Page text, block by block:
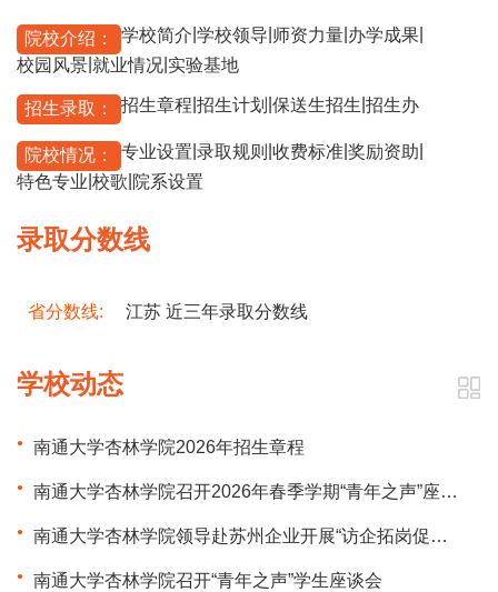
院校介绍： 学校简介 学校领导 师资力量 办学成果
校园风景 就业情况 实验基地
招生录取： 招生章程 招生计划 保送生招生 招生办
院校情况： 专业设置 录取规则 收费标准 奖励资助
特色专业 校歌 院系设置
录取分数线
省分数线: 江苏 近三年录取分数线
学校动态
南通大学杏林学院2026年招生章程
南通大学杏林学院召开2026年春季学期“青年之声”座谈会
南通大学杏林学院领导赴苏州企业开展“访企拓岗促就业”活动
南通大学杏林学院召开“青年之声”学生座谈会